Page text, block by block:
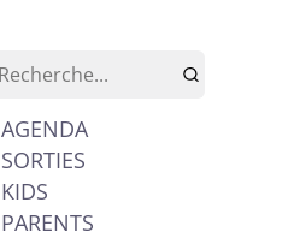
AGENDA
SORTIES
KIDS
PARENTS